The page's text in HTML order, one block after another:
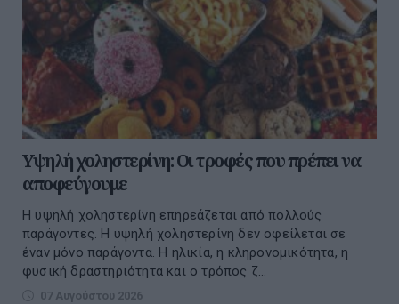
Υψηλή χοληστερίνη: Οι τροφές που πρέπει να
αποφεύγουμε
Η υψηλή χοληστερίνη επηρεάζεται από πολλούς
παράγοντες. Η υψηλή χοληστερίνη δεν οφείλεται σε
έναν μόνο παράγοντα. Η ηλικία, η κληρονομικότητα, η
φυσική δραστηριότητα και ο τρόπος ζ...
07 Αυγούστου 2026